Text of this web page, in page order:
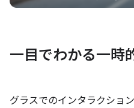
一目でわかる一時
グラスでのインタラクショ